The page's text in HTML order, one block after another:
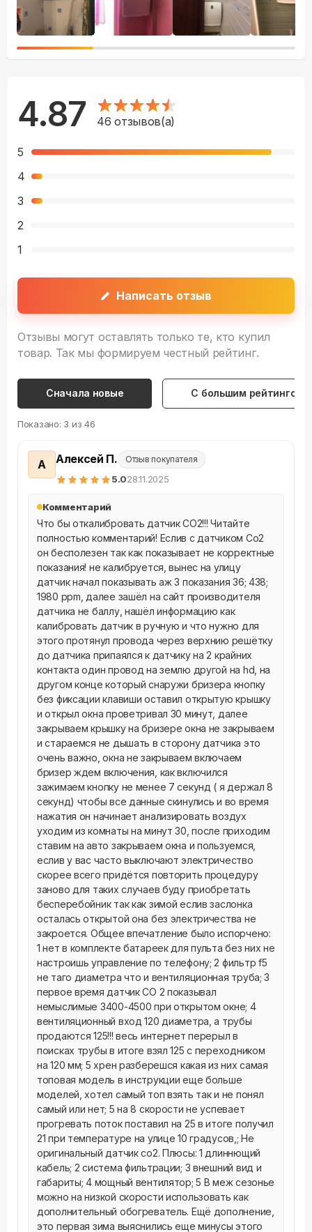
4.87 46 отзывов(а)
5
4
3
2
1
Написать отзыв
Отзывы могут оставлять только те, кто купил
товар. Так мы формируем честный рейтинг.
Сначала новые С большим рейтингом
Показано: 3 из46
А Алексей П. Отзыв покупателя
5.028.11.2025
Комментарий
Что бы откалибровать датчик CO2!!! Читайте
полностью комментарий! Еслив с датчиком Co2
он бесполезен так как показывает не корректные
показания! не калибруется, вынес на улицу
датчик начал показывать аж 3 показания 36; 438;
1980 ppm, далее зашёл на сайт производителя
датчика не баллу, нашёл информацию как
калибровать датчик в ручную и что нужно для
этого протянул провода через верхнию решётку
до датчика припаялся к датчику на 2 крайних
контакта один провод на землю другой на hd, на
другом конце который снаружи бризера кнопку
без фиксации клавиши оставил открытую крышку
и открыл окна проветривал 30 минут, далее
закрываем крышку на бризере окна не закрываем
и стараемся не дышать в сторону датчика это
очень важно, окна не закрываем включаем
бризер ждем включения, как включился
зажимаем кнопку не менее 7 секунд ( я держал 8
секунд) чтобы все данные скинулись и во время
нажатия он начинает анализировать воздух
уходим из комнаты на минут 30, после приходим
ставим на авто закрываем окна и пользуемся,
еслив у вас часто выключают электричество
скорее всего придётся повторить процедуру
заново для таких случаев буду приобретать
бесперебойник так как зимой еслив заслонка
осталась открытой она без электричества не
закроется. Общее впечатление было испорчено:
1 нет в комплекте батареек для пульта без них не
настроишь управление по телефону; 2 фильтр f5
не таго диаметра что и вентиляционная труба; 3
первое время датчик CO 2 показывал
немыслимые 3400-4500 при открытом окне; 4
вентиляционный вход 120 диаметра, а трубы
продаются 125!!! весь интернет перерыл в
поисках трубы в итоге взял 125 с переходником
на 120 мм; 5 хрен разберешся какая из них самая
топовая модель в инструкции еще больше
моделей, хотел самый топ взять так и не понял
самый или нет; 5 на 8 скорости не успевает
прогревать поток поставил на 25 в итоге получил
21 при температуре на улице 10 градусов,; Не
оригинальный датчик co2. Плюсы: 1 длиннющий
кабель; 2 система фильтрации; 3 внешний вид и
габариты; 4 мощный вентилятор; 5 В меж сезонье
можно на низкой скорости использовать как
дополнительный обогреватель. Ещё дополнение,
это первая зима выяснились еще минусы этого